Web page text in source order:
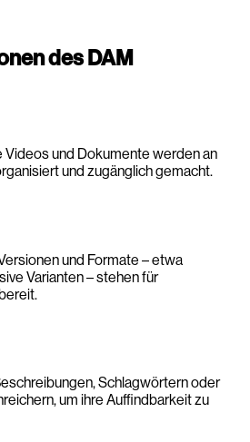
des DAM
Videos und Dokumente werden an
und zugänglich gemacht.
und Formate – etwa
Varianten – stehen für
Schlagwörtern oder
um ihre Auffindbarkeit zu